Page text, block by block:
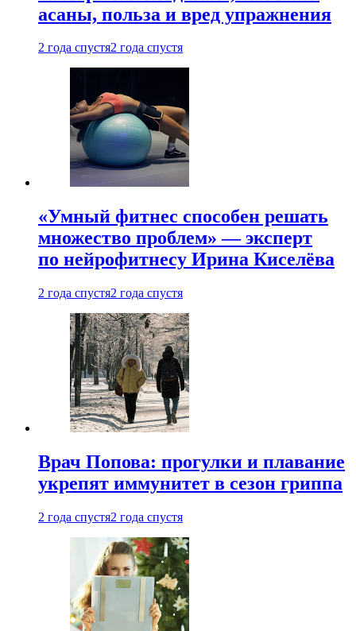
асаны, польза и вред упражнения
2 года спустя2 года спустя
«Умный фитнес способен решать
множество проблем» — эксперт
по нейрофитнесу Ирина Киселёва
2 года спустя2 года спустя
Врач Попова: прогулки и плавание
укрепят иммунитет в сезон гриппа
2 года спустя2 года спустя